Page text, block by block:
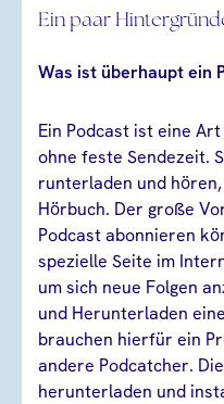
Ein paar
Was ist überhaupt ein
Ein Podcast ist eine
ohne feste Sendezeit.
runterladen und
Hörbuch. Der große
Podcast abonnieren
spezielle Seite im
um sich neue Folgen
und Herunterladen
brauchen hierfür ein
andere Podcatcher.
herunterladen und